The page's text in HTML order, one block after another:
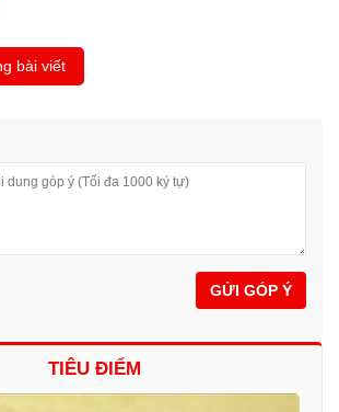
bài viết
GỬI GÓP Ý
TIÊU ĐIỂM